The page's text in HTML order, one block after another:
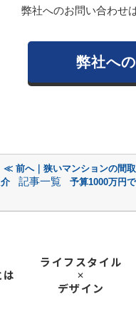
弊社へのお問い合わせ
弊社へ
≪ 前へ｜狭いマンションの間
介
記事一覧 予算1000万円
ライフスタイル
✕
デザイン